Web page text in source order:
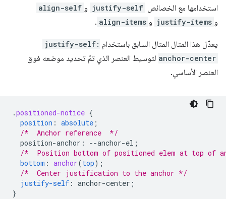
استخدامها مع الخصائص justify-self و align-self
و justify-items و align-items
.
يعدّل هذا المثال المثال السابق باستخدام justify-self:
anchor-center لتوسيط العنصر الذي تمّ تحديد موضعه فوق
العنصر الأساسي.
.positioned-notice {
position : absolute ;
/*  Anchor reference  */
position-anchor : --anchor-el ;
/*  Position bottom of positioned elem at top of
bottom : anchor(top);
/*  Center justification to the anchor */
justify-self : anchor-center ;
}